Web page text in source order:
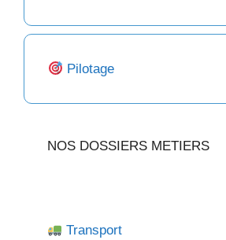
Pilotage
NOS DOSSIERS METIERS
Transport